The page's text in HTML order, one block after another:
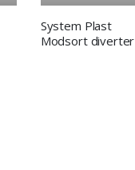
System Plast
Modsort diverter